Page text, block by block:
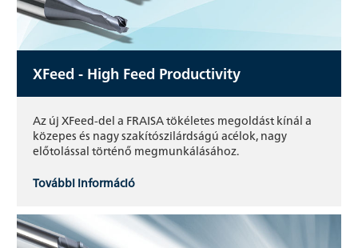
XFeed - High Feed Productivity
Az új XFeed-del a FRAISA tökéletes megoldást kínál a
közepes és nagy szakítószilárdságú acélok, nagy
előtolással történő megmunkálásához.
További információ